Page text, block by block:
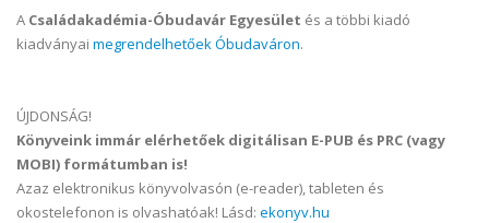
A Családakadémia-Óbudavár Egyesület és a többi kiadó
kiadványai megrendelhetőek Óbudaváron.
ÚJDONSÁG!
Könyveink immár elérhetőek digitálisan E-PUB és PRC (vagy
MOBI) formátumban is!
Azaz elektronikus könyvolvasón (e-reader), tableten és
okostelefonon is olvashatóak! Lásd: ekonyv.hu